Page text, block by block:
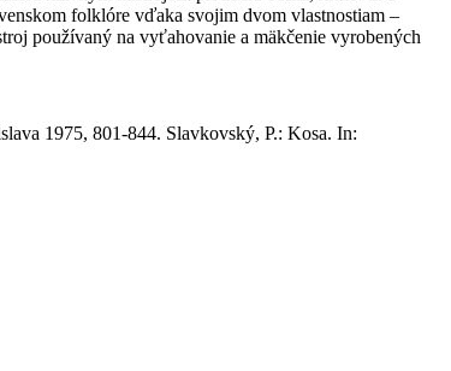
folklóre vďaka svojim dvom vlastnostiam –
používaný na vyťahovanie a mäkčenie vyrobených
1975, 801-844. Slavkovský, P.: Kosa. In: